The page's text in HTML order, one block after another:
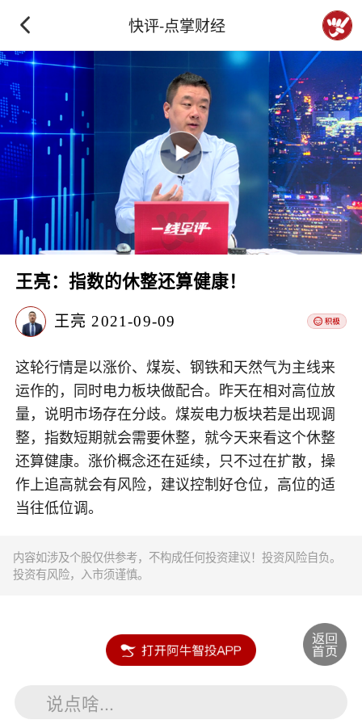
快评-点掌财经
王亮：指数的休整还算健康！
王亮 2021-09-09
这轮行情是以涨价、煤炭、钢铁和天然气为主线来
运作的，同时电力板块做配合。昨天在相对高位放
量，说明市场存在分歧。煤炭电力板块若是出现调
整，指数短期就会需要休整，就今天来看这个休整
还算健康。涨价概念还在延续，只不过在扩散，操
作上追高就会有风险，建议控制好仓位，高位的适
当往低位调。
内容如涉及个股仅供参考，不构成任何投资建议！投资风险自负。
投资有风险，入市须谨慎。
说点啥...